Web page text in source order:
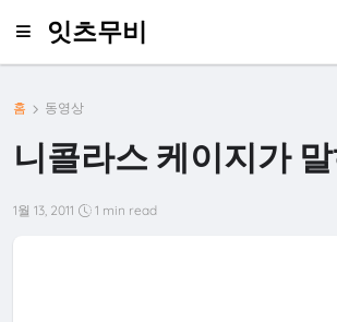
잇츠무비
홈 동영상
니콜라스 케이지가
1월 13, 2011 1 min read